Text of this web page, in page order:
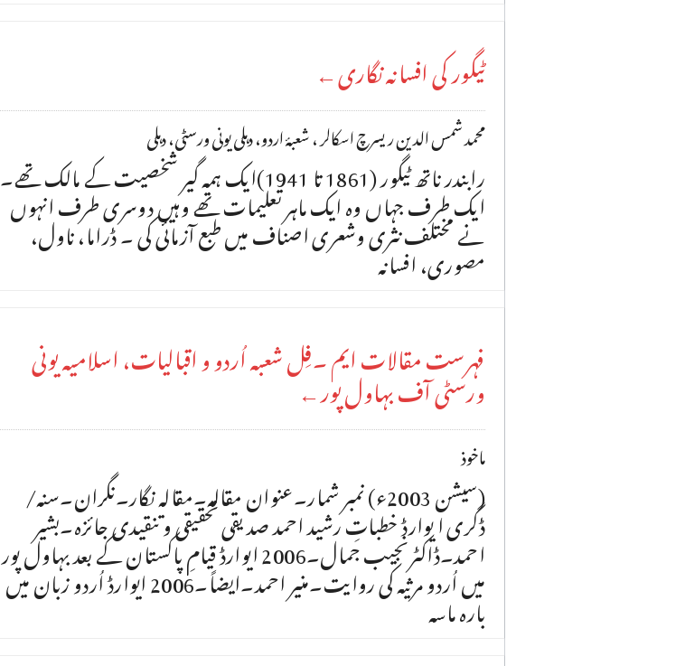
ٹیگور کی افسانہ نگاری←
محمد شمس الدین ریسرچ اسکالر ، شعبۂ اردو، دہلی یونی ورسٹی، دہلی
رابندر ناتھ ٹیگور (1861 تا 1941)ایک ہمہ گیر شخصیت کے مالک تھے۔
ایک طرف جہاں وہ ایک ماہر تعلیمات تھے وہیں دوسری طرف انہوں
نے مختلف نثری وشعری اصناف میں طبع آزمائی کی ۔ ڈراما، ناول،
مصوری، افسانہ
فہرست مقالات ایم ۔فِل شعبہ اُردو و اقبالیات، اسلامیہ یونی
ورسٹی آف بہاول پور←
ماخوذ
(سیشن 2003ء) نمبر شمار۔عنوان مقالہ۔مقالہ نگار۔نگران۔سنہ/
ڈگری ا یوارڈ خطباتِ رشید احمد صدیقی تحقیقی و تنقیدی جائزہ۔بشیر
احمد۔ڈاکٹرنجیب جمال۔2006 ایوارڈ قیامِ پاکستان کے بعد بہاول پور
میں اُردو مرثیہ کی روایت۔منیر احمد۔ایضاً۔2006 ایوارڈ اُردو زبان میں
بارہ ماسہ